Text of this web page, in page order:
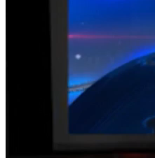
NỘI DUNG CHI TIẾT